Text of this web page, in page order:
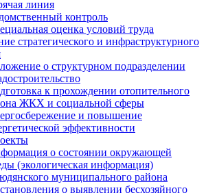
линия
контроль
оценка условий труда
стратегического и инфраструктурного
о структурном подразделении
к прохождении отопительного
ЖКХ и социальной сферы
и повышение
эффективности
о состоянии окружающей
(экологическая информация)
муниципального района
о выявлении бесхозяйного